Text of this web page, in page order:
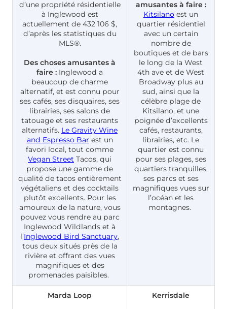
d’une propriété résidentielle
à Inglewood est
actuellement de 432 106 $,
d’après les statistiques du
MLS®.
Des choses amusantes à
faire : Inglewood a
beaucoup de charme
alternatif, et est connu pour
ses cafés, ses disquaires, ses
librairies, ses salons de
tatouage et ses restaurants
alternatifs. Le Gravity Wine
and Espresso Bar est un
favori local, tout comme
Vegan Street Tacos, qui
propose une gamme de
qualité de tacos entièrement
végétaliens et des cocktails
plutôt excellents. Pour les
amoureux de la nature, vous
pouvez vous rendre au parc
Inglewood Wildlands et à
l’Inglewood Bird Sanctuary,
tous deux situés près de la
rivière et offrant des vues
magnifiques et des
promenades paisibles.
amusantes à faire :
Kitsilano est un
quartier résidentiel
avec un certain
nombre de
boutiques et de bars
le long de la West
4th ave et de West
Broadway plus au
sud, ainsi que la
célèbre plage de
Kitsilano, et une
poignée d’excellents
cafés, restaurants,
librairies, etc. Le
quartier est connu
pour ses plages, ses
quartiers tranquilles,
ses parcs et ses
magnifiques vues sur
l’océan et les
montagnes.
Marda Loop Kerrisdale